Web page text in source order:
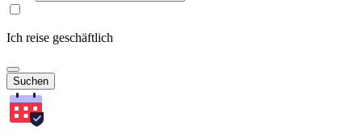
Ich reise geschäftlich
Suchen